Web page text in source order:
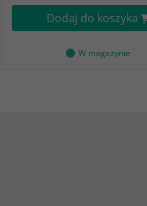
Dodaj do koszyka
W magazynie